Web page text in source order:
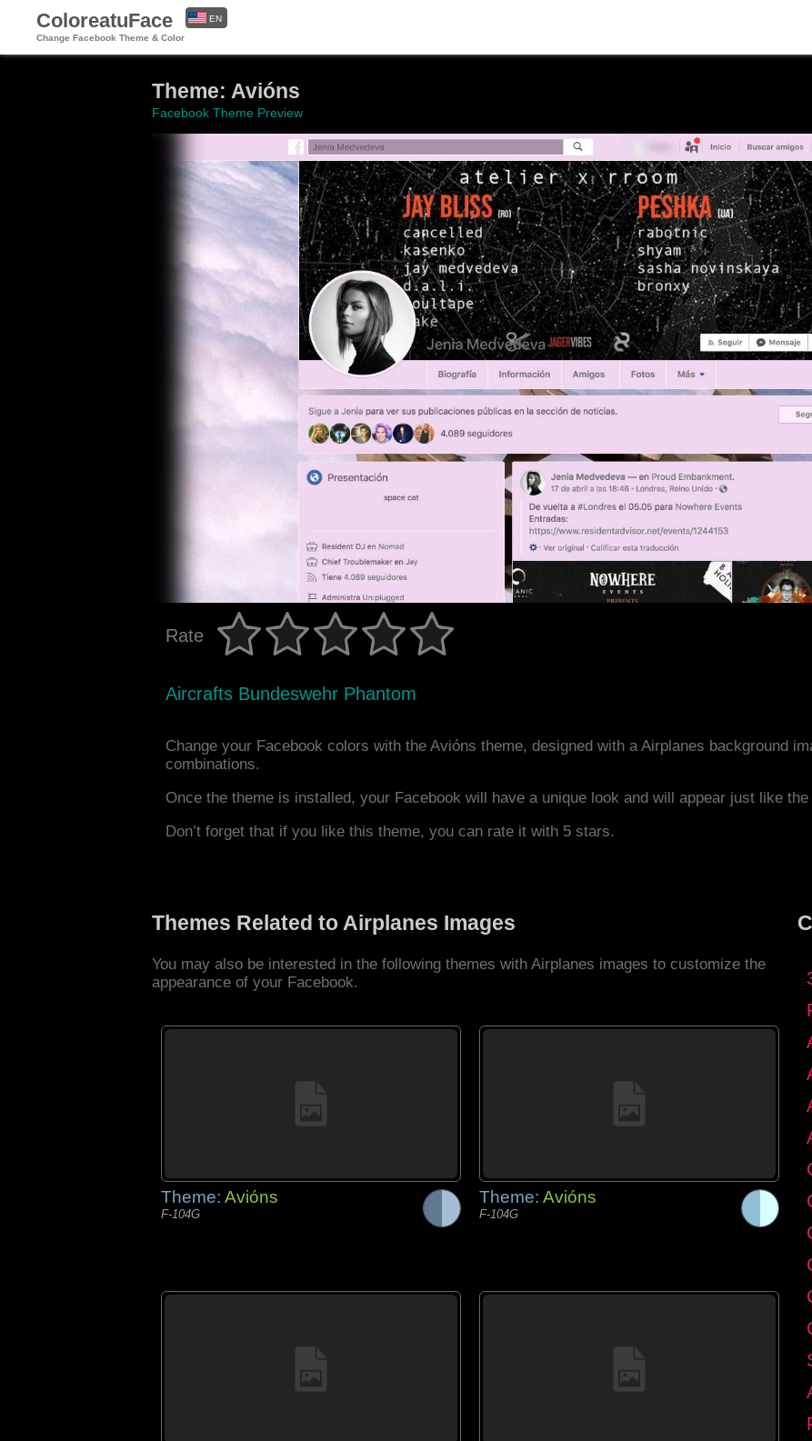
ColoreatuFace
Change Facebook Theme & Color
EN
Theme: Avións
Facebook Theme Preview
Rate
Aircrafts Bundeswehr Phantom
Change your Facebook colors with the Avións theme, designed with a Airplanes background
combinations.
Once the theme is installed, your Facebook will have a unique look and will appear just like
Don’t forget that if you like this theme, you can rate it with 5 stars.
Themes Related to Airplanes Images
You may also be interested in the following themes with Airplanes images to customize the
appearance of your Facebook.
Theme: Avións
F-104G
Theme: Avións
F-104G